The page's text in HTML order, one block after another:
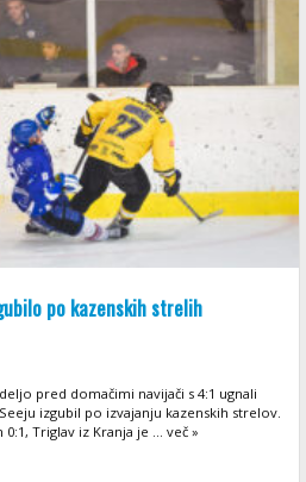
po kazenskih strelih
pred domačimi navijači s 4:1 ugnali
izgubil po izvajanju kazenskih strelov.
Triglav iz Kranja je ... več »